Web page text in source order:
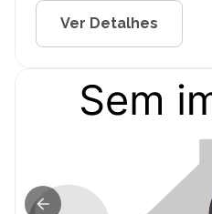
Ver Detalhes